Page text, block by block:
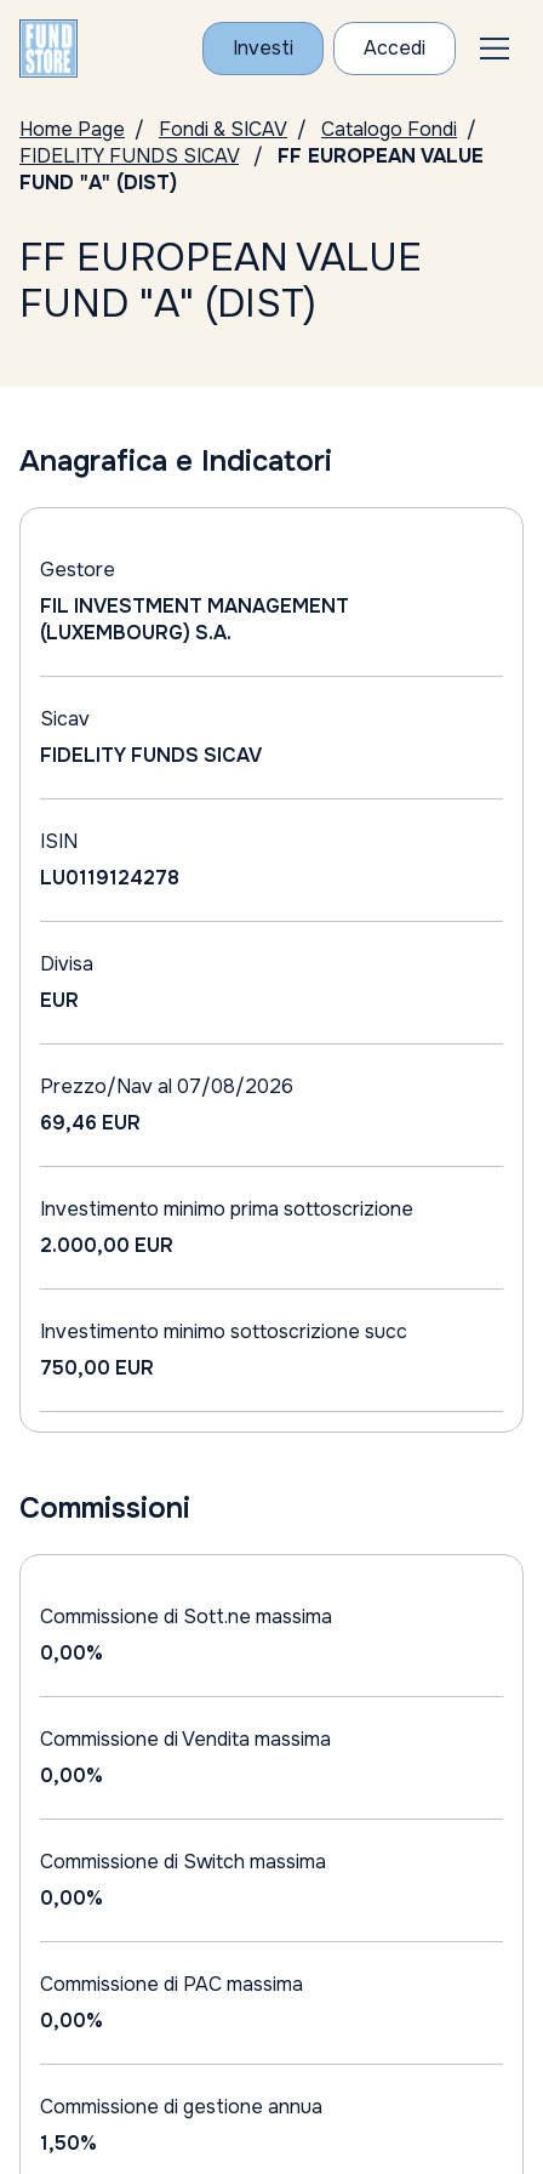
Investi Accedi
Home Page Fondi & SICAV
Catalogo Fondi
FIDELITY FUNDS SICAV
FF EUROPEAN VALUE
FUND "A" (DIST)
FF EUROPEAN VALUE
FUND "A" (DIST)
Anagrafica e Indicatori
Gestore
FIL INVESTMENT MANAGEMENT
(LUXEMBOURG) S.A.
Sicav
FIDELITY FUNDS SICAV
ISIN
LU0119124278
Divisa
EUR
Prezzo/Nav al 07/08/2026
69,46 EUR
Investimento minimo prima sottoscrizione
2.000,00 EUR
Investimento minimo sottoscrizione succ
750,00 EUR
Commissioni
Commissione di Sott.ne massima
0,00%
Commissione di Vendita massima
0,00%
Commissione di Switch massima
0,00%
Commissione di PAC massima
0,00%
Commissione di gestione annua
1,50%